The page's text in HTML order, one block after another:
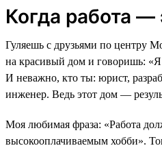
Когда работа —
Гуляешь с друзьями по центру
на красивый дом и говоришь: «Я
И неважно, кто ты: юрист,
инженер. Ведь этот дом —
Моя любимая фраза: «Работа
высокооплачиваемым хобби».